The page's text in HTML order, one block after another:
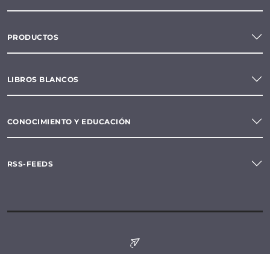
PRODUCTOS
LIBROS BLANCOS
CONOCIMIENTO Y EDUCACIÓN
RSS-FEEDS